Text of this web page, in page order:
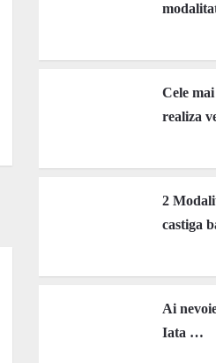
Cele
realiza
2
castiga
Ai
Iata …